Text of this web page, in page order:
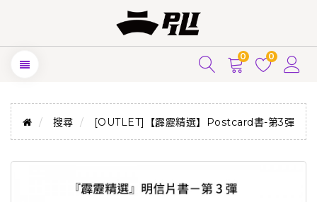
0 0
搜尋 [OUTLET]【霹靂精選】Postcard書-第3彈